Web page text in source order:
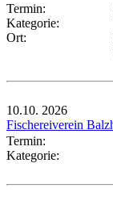
Termin:
Kategorie:
Ort:
10.10. 2026
Fischereiverein
Termin:
Kategorie: